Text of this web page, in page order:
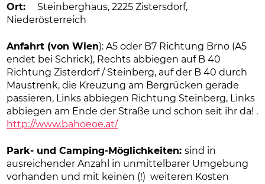
Ort:
Steinberghaus, 2225 Zistersdorf,
Niederösterreich
Anfahrt (von Wien):A5 oder B7 Richtung Brno (A5
endet bei Schrick), Rechts abbiegen auf B 40
Richtung Zisterdorf / Steinberg, auf der B 40 durch
Maustrenk, die Kreuzung am Bergrücken gerade
passieren, Links abbiegen Richtung Steinberg, Links
abbiegen am Ende der Straße und schon seit ihr da! .
http://www.bahoeoe.at/
Park- und Camping-Möglichkeiten:sind in
ausreichender Anzahl in unmittelbarer Umgebung
vorhanden und mit keinen (!)weiteren Kosten